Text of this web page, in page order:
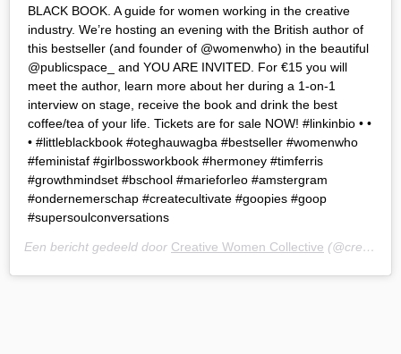
BLACK BOOK. A guide for women working in the creative
industry. We’re hosting an evening with the British author of
this bestseller (and founder of @womenwho) in the beautiful
@publicspace_ and YOU ARE INVITED. For €15 you will
meet the author, learn more about her during a 1-on-1
interview on stage, receive the book and drink the best
coffee/tea of your life. Tickets are for sale NOW! #linkinbio • •
• #littleblackbook #oteghauwagba #bestseller #womenwho
#feministaf #girlbossworkbook #hermoney #timferris
#growthmindset #bschool #marieforleo #amstergram
#ondernemerschap #createcultivate #goopies #goop
#supersoulconversations
Een bericht gedeeld door Creative Women Collective (@creativewomencollective) op